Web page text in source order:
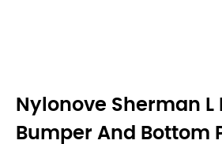
Nylonove Sherman L
Bumper And Bottom